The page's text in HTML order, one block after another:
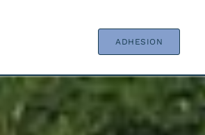
ADHESION